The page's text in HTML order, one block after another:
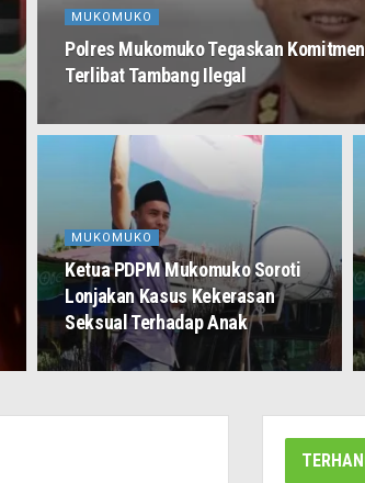
MUKOMUKO
Polres Mukomuko Tegaskan
Terlibat Tambang Ilegal
MUKOMUKO
Ketua PDPM Mukomuko Soroti
Lonjakan Kasus Kekerasan
Seksual Terhadap Anak